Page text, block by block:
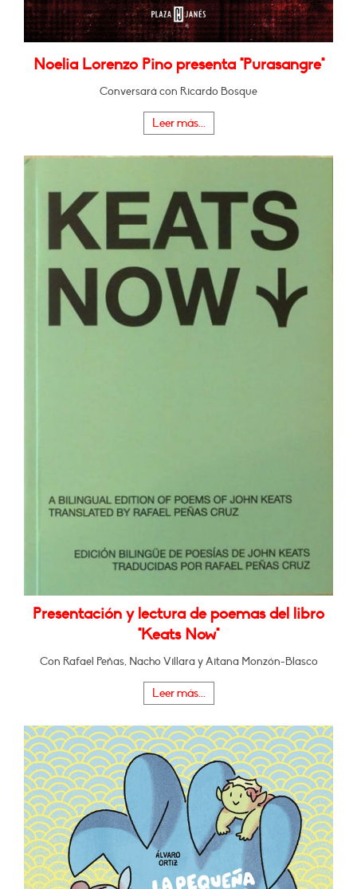
Noelia Lorenzo Pino presenta "Purasangre"
Conversará con Ricardo Bosque
Leer más...
Presentación y lectura de poemas del libro
"Keats Now"
Con Rafael Peñas, Nacho Villara y Aitana Monzón-Blasco
Leer más...